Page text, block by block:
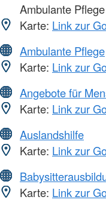
Ambulante Pflege
Karte: Link zur
Ambulante Pflege
Karte: Link zur
Angebote für
Karte: Link zur
Auslandshilfe
Karte: Link zur
Karte: Link zur